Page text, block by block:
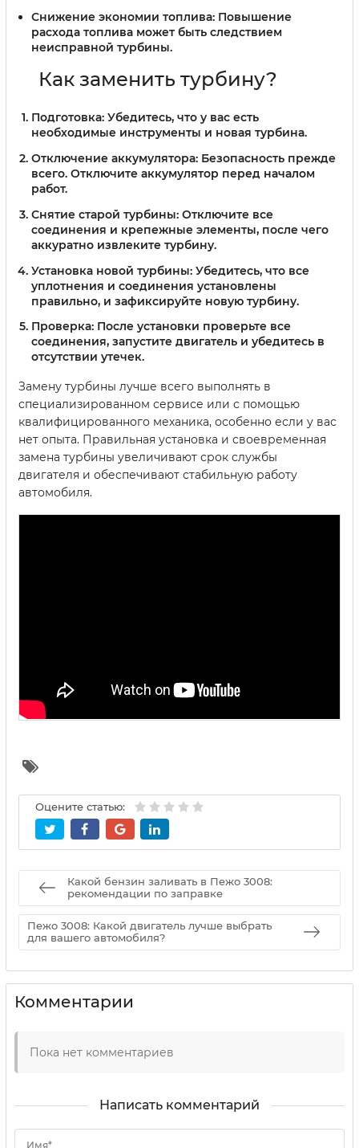
Снижение экономии топлива: Повышение
расхода топлива может быть следствием
неисправной турбины.
Как заменить турбину?
Подготовка: Убедитесь, что у вас есть
необходимые инструменты и новая турбина.
Отключение аккумулятора: Безопасность прежде
всего. Отключите аккумулятор перед началом
работ.
Снятие старой турбины: Отключите все
соединения и крепежные элементы, после чего
аккуратно извлеките турбину.
Установка новой турбины: Убедитесь, что все
уплотнения и соединения установлены
правильно, и зафиксируйте новую турбину.
Проверка: После установки проверьте все
соединения, запустите двигатель и убедитесь в
отсутствии утечек.
Замену турбины лучше всего выполнять в
специализированном сервисе или с помощью
квалифицированного механика, особенно если у вас
нет опыта. Правильная установка и своевременная
замена турбины увеличивают срок службы
двигателя и обеспечивают стабильную работу
автомобиля.
Оцените статью:
Какой бензин заливать в Пежо 3008:
рекомендации по заправке
Пежо 3008: Какой двигатель лучше выбрать
для вашего автомобиля?
Комментарии
Пока нет комментариев
Написать комментарий
Имя*